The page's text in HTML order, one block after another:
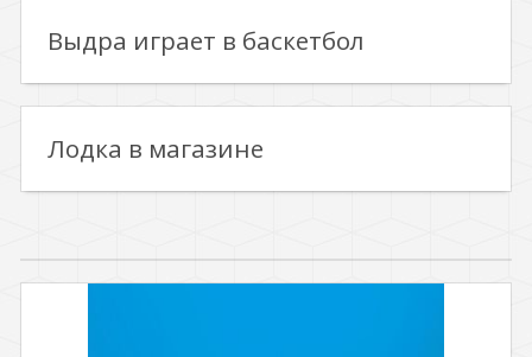
Выдра играет в баскетбол
Лодка в магазине